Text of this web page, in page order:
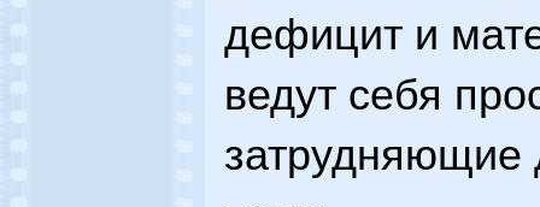
дефицит и
ведут себя
затрудняющие